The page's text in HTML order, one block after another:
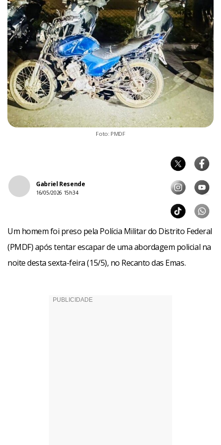
Foto: PMDF
Gabriel Resende
16/05/2026 15h34
Um homem foi preso pela Polícia Militar do Distrito Federal
(PMDF) após tentar escapar de uma abordagem policial na
noite desta sexta-feira (15/5), no Recanto das Emas.